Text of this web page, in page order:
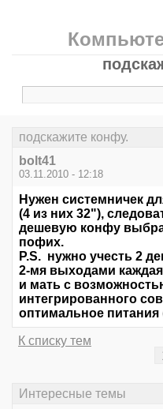
подскажите конфу.
bolt41
03.11.2010 - 12:18
Нужен системничек
(4 из них 32"),
дешевую конфу
пофих.
P.S. нужно учесть 2
2-мя выходами
и мать с
интегрированного
оптимальное
К списку тем
Интересные темы